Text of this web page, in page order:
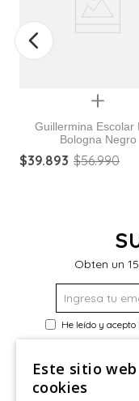
Quickview
Guillermina Escolar
Bologna Negro
$39.893 $56.990
Obten un
He leído y acepto
Servicio al
Este sitio
cookies